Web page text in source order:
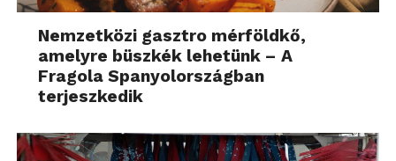
Nemzetközi gasztro mérföldkő,
amelyre büszkék lehetünk – A
Fragola Spanyolországban
terjeszkedik